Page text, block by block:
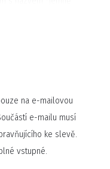
jednou bronzovou
Pink. Zlaté a
platinové a
album Modrý sen a
Blízká i vzdálená. V
zpěvačkou.
na e-mailovou
e-mailu musí
ke slevě.
vstupné.